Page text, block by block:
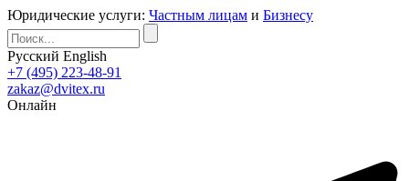
Юридические услуги: Частным лицам и Бизнесу
Русский English
+7 (495) 223-48-91
zakaz@dvitex.ru
Онлайн